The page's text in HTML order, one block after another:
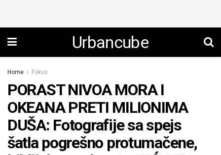
Urbancube
Home Fokus
PORAST NIVOA MORA I
OKEANA PRETI MILIONIMA
DUŠA: Fotografije sa spejs
šatla pogrešno protumačene,